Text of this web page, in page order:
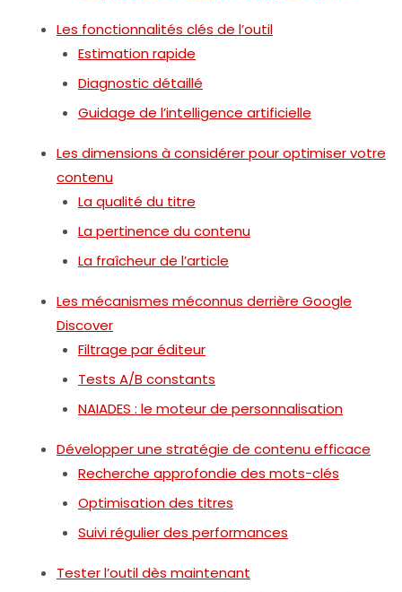
Les fonctionnalités clés de l’outil
Estimation rapide
Diagnostic détaillé
Guidage de l’intelligence artificielle
Les dimensions à considérer pour optimiser votre
contenu
La qualité du titre
La pertinence du contenu
La fraîcheur de l’article
Les mécanismes méconnus derrière Google
Discover
Filtrage par éditeur
Tests A/B constants
NAIADES : le moteur de personnalisation
Développer une stratégie de contenu efficace
Recherche approfondie des mots-clés
Optimisation des titres
Suivi régulier des performances
Tester l’outil dès maintenant